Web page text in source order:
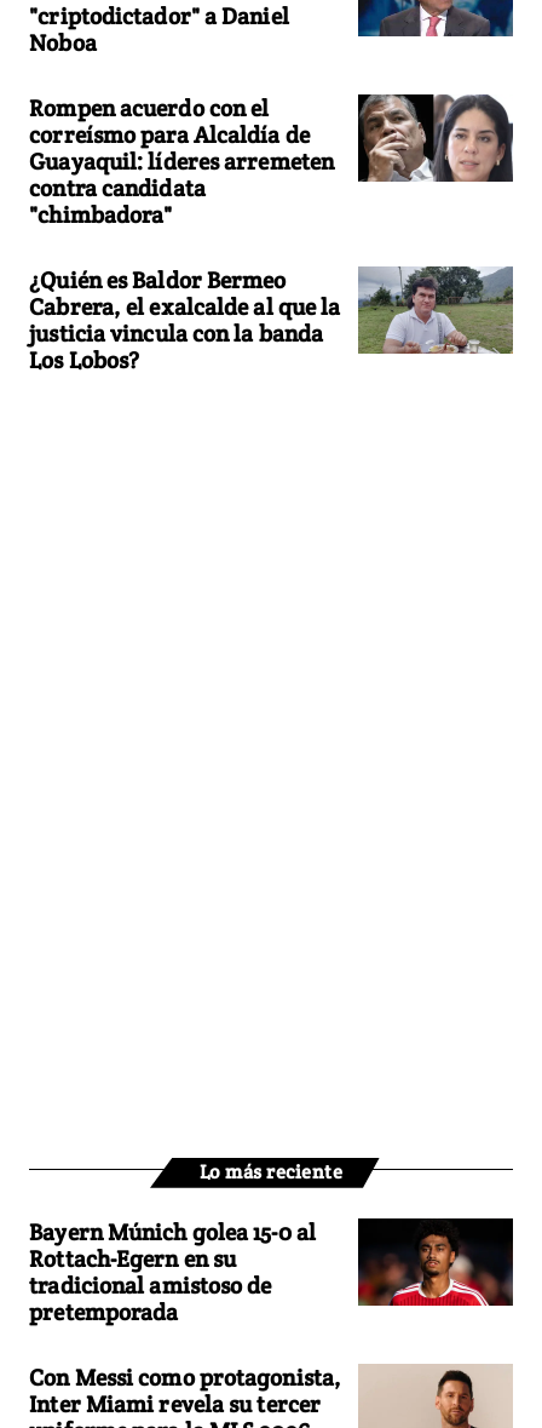
"criptodictador" a Daniel
Noboa
Rompen acuerdo con el
correísmo para Alcaldía de
Guayaquil: líderes arremeten
contra candidata
"chimbadora"
¿Quién es Baldor Bermeo
Cabrera, el exalcalde al que la
justicia vincula con la banda
Los Lobos?
Lo más reciente
Bayern Múnich golea 15-0 al
Rottach-Egern en su
tradicional amistoso de
pretemporada
Con Messi como protagonista,
Inter Miami revela su tercer